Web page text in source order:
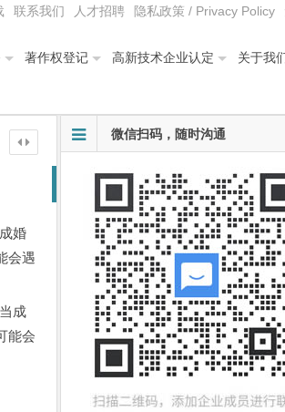
联系我们 人才招聘 隐私政策 / Privacy Policy
著作权登记 高新技术企业认定 关于我
婚
会遇
成
能会
微信扫码，随时沟通